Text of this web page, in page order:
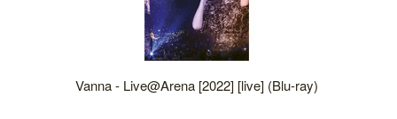
Vanna - Live@Arena [2022] [live] (Blu-ray)